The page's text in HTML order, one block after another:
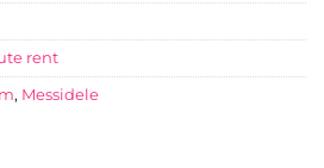
rent
, Messidele